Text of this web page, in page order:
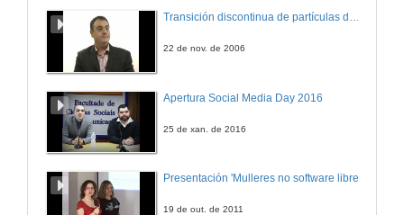
Transición discontinua de partículas de microgel termosensible
22 de nov. de 2006
Apertura Social Media Day 2016
25 de xan. de 2016
Presentación 'Mulleres no software libre'
19 de out. de 2011